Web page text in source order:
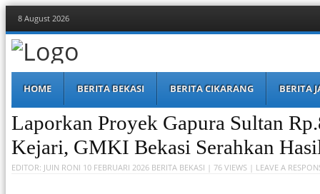
8 August 2026
Berita Bekasi
Mudah Melihat Bekasi
Menu
content
HOME BERITA BEKASI BERITA CIKARANG BERITA
Laporkan Proyek Gapura Sultan
Kejari, GMKI Bekasi Serahkan
EDITOR: JUIN RONI 10 FEBRUARI 2026 BERITA BEKASI | 76 VIEWS | LEAVE A